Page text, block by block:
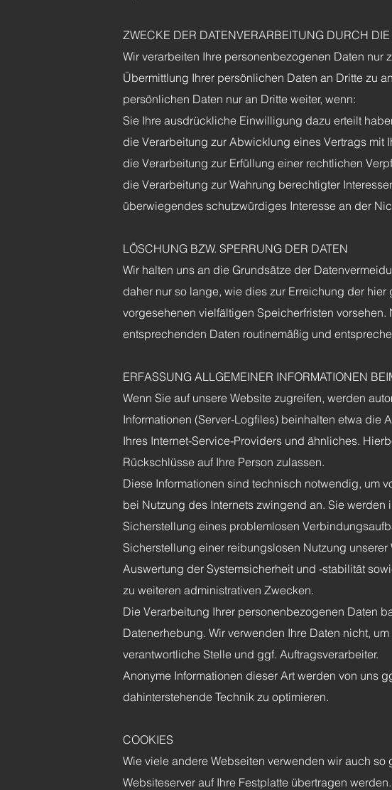
ZWECKE DER DATENVERARBEITUNG DURCH
Wir verarbeiten Ihre personenbezogenen Daten
Übermittlung Ihrer persönlichen Daten an Dritte zu
persönlichen Daten nur an Dritte weiter, wenn:
Sie Ihre ausdrückliche Einwilligung dazu erteilt
die Verarbeitung zur Abwicklung eines Vertrags mit
die Verarbeitung zur Erfüllung einer rechtlichen
die Verarbeitung zur Wahrung berechtigter
überwiegendes schutzwürdiges Interesse an der
LÖSCHUNG BZW. SPERRUNG DER DATEN
Wir halten uns an die Grundsätze der
daher nur so lange, wie dies zur Erreichung der
vorgesehenen vielfältigen Speicherfristen
entsprechenden Daten routinemäßig und
ERFASSUNG ALLGEMEINER INFORMATIONEN
Wenn Sie auf unsere Website zugreifen, werden
Informationen (Server-Logfiles) beinhalten etwa die
Ihres Internet-Service-Providers und ähnliches.
Rückschlüsse auf Ihre Person zulassen.
Diese Informationen sind technisch notwendig, um
bei Nutzung des Internets zwingend an. Sie
Sicherstellung eines problemlosen
Sicherstellung einer reibungslosen Nutzung unserer
Auswertung der Systemsicherheit und -stabilität
zu weiteren administrativen Zwecken.
Die Verarbeitung Ihrer personenbezogenen Daten
Datenerhebung. Wir verwenden Ihre Daten nicht,
verantwortliche Stelle und ggf. Auftragsverarbeiter.
Anonyme Informationen dieser Art werden von uns
dahinterstehende Technik zu optimieren.
COOKIES
Wie viele andere Webseiten verwenden wir auch
Websiteserver auf Ihre Festplatte übertragen